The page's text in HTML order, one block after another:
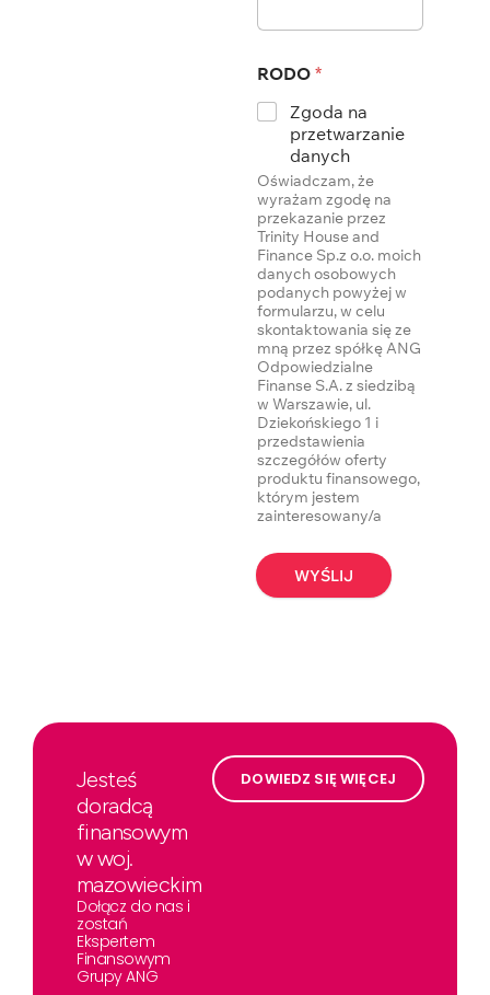
RODO *
Zgoda na
przetwarzanie
danych
Oświadczam, że
wyrażam zgodę na
przekazanie przez
Trinity House and
Finance Sp.z o.o. moich
danych osobowych
podanych powyżej w
formularzu, w celu
skontaktowania się ze
mną przez spółkę ANG
Odpowiedzialne
Finanse S.A. z siedzibą
w Warszawie, ul.
Dziekońskiego 1 i
przedstawienia
szczegółów oferty
produktu finansowego,
którym jestem
zainteresowany/a
WYŚLIJ
Jesteś
doradcą
finansowym
w woj.
mazowieckim
Dołącz do nas i
zostań
Ekspertem
Finansowym
Grupy ANG
DOWIEDZ SIĘ WIĘCEJ